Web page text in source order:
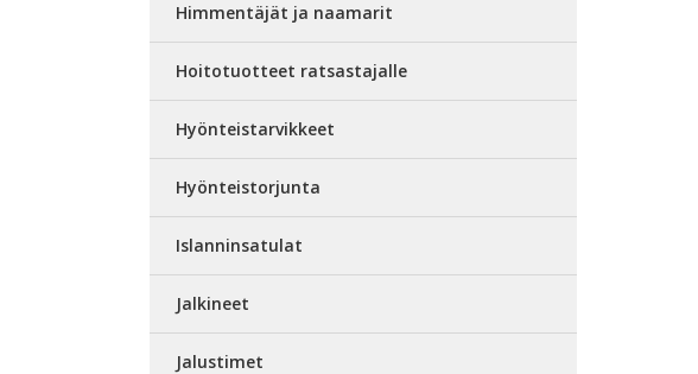
Himmentäjät ja naamarit
Hoitotuotteet ratsastajalle
Hyönteistarvikkeet
Hyönteistorjunta
Islanninsatulat
Jalkineet
Jalustimet